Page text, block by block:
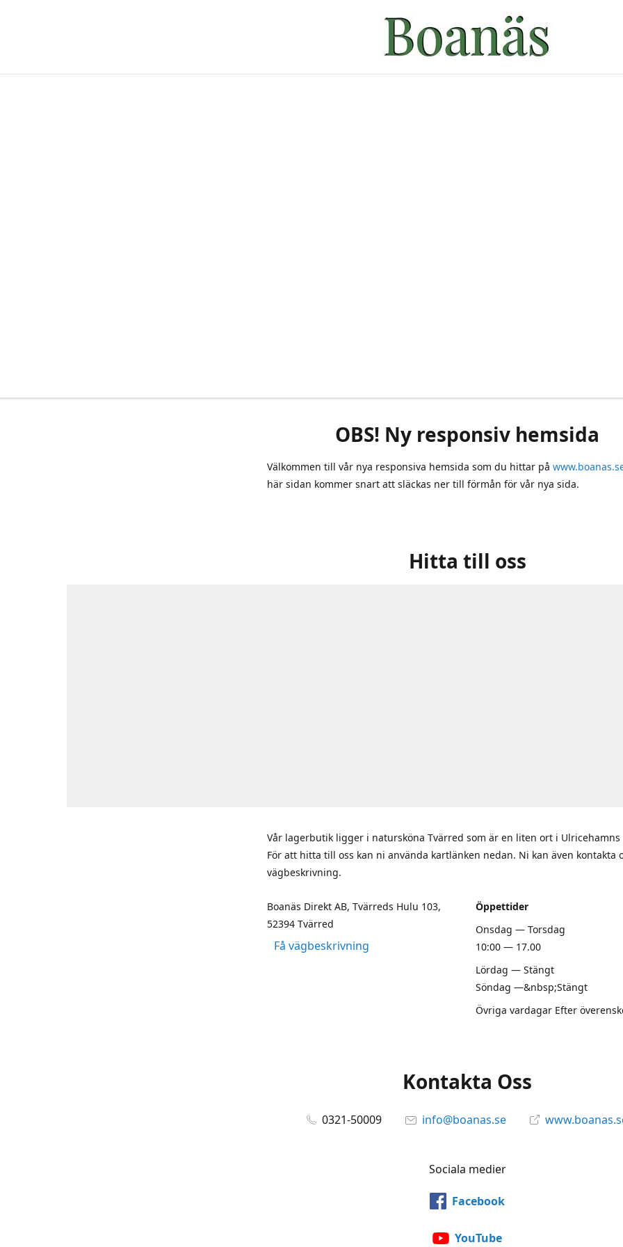
OBS! Ny responsiv hemsida
Välkommen till vår nya responsiva hemsida som du hittar på
här sidan kommer snart att släckas ner till förmån för vår nya sida.
Hitta till oss
Vår lagerbutik ligger i natursköna Tvärred som är en liten ort i Ulricehamns
För att hitta till oss kan ni använda kartlänken nedan. Ni kan även kontakta
vägbeskrivning.
Boanäs Direkt AB, Tvärreds Hulu 103,
52394 Tvärred
Få vägbeskrivning
Öppettider
Onsdag — Torsdag
10:00 — 17.00
Lördag — Stängt
Söndag —&nbsp;Stängt
Övriga vardagar Efter
Kontakta Oss
0321-50009 info@boanas.se
Sociala medier
Facebook
YouTube